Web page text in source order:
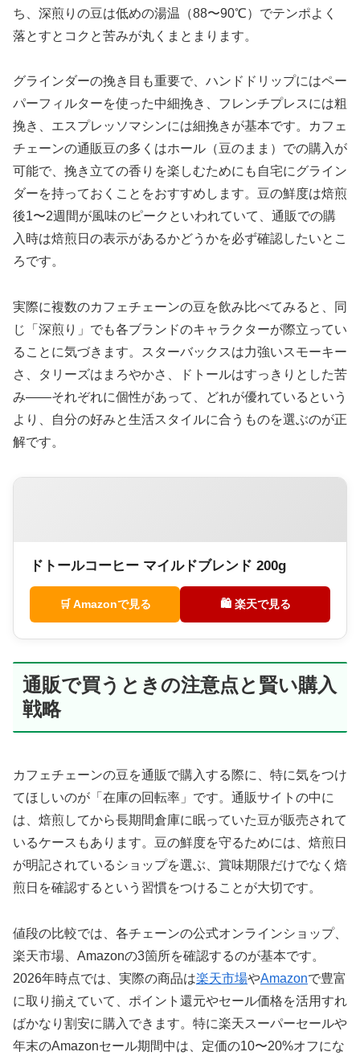
ち、深煎りの豆は低めの湯温（88〜90℃）でテンポよく
落とすとコクと苦みが丸くまとまります。
グラインダーの挽き目も重要で、ハンドドリップにはペー
パーフィルターを使った中細挽き、フレンチプレスには粗
挽き、エスプレッソマシンには細挽きが基本です。カフェ
チェーンの通販豆の多くはホール（豆のまま）での購入が
可能で、挽き立ての香りを楽しむためにも自宅にグライン
ダーを持っておくことをおすすめします。豆の鮮度は焙煎
後1〜2週間が風味のピークといわれていて、通販での購
入時は焙煎日の表示があるかどうかを必ず確認したいとこ
ろです。
実際に複数のカフェチェーンの豆を飲み比べてみると、同
じ「深煎り」でも各ブランドのキャラクターが際立ってい
ることに気づきます。スターバックスは力強いスモーキー
さ、タリーズはまろやかさ、ドトールはすっきりとした苦
み——それぞれに個性があって、どれが優れているという
より、自分の好みと生活スタイルに合うものを選ぶのが正
解です。
ドトールコーヒー マイルドブレンド 200g
🛒 Amazonで見る 🛍 楽天で見る
通販で買うときの注意点と賢い購入
戦略
カフェチェーンの豆を通販で購入する際に、特に気をつけ
てほしいのが「在庫の回転率」です。通販サイトの中に
は、焙煎してから長期間倉庫に眠っていた豆が販売されて
いるケースもあります。豆の鮮度を守るためには、焙煎日
が明記されているショップを選ぶ、賞味期限だけでなく焙
煎日を確認するという習慣をつけることが大切です。
値段の比較では、各チェーンの公式オンラインショップ、
楽天市場、Amazonの3箇所を確認するのが基本です。
2026年時点では、実際の商品は楽天市場やAmazonで豊富
に取り揃えていて、ポイント還元やセール価格を活用すれ
ばかなり割安に購入できます。特に楽天スーパーセールや
年末のAmazonセール期間中は、定価の10〜20%オフにな